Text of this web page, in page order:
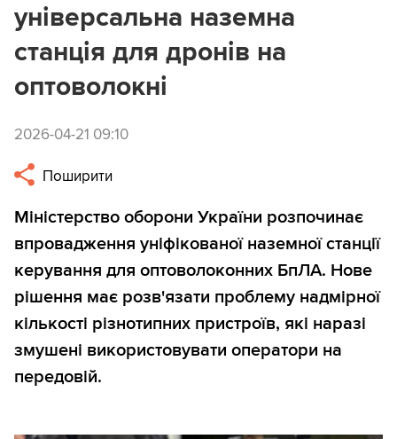
універсальна наземна
станція для дронів на
оптоволокні
2026-04-21 09:10
Поширити
Міністерство оборони України розпочинає
впровадження уніфікованої наземної станції
керування для оптоволоконних БпЛА. Нове
рішення має розв'язати проблему надмірної
кількості різнотипних пристроїв, які наразі
змушені використовувати оператори на
передовій.